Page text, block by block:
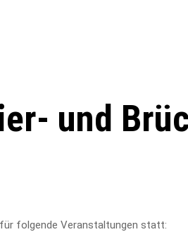
und
folgende Veranstaltungen statt: